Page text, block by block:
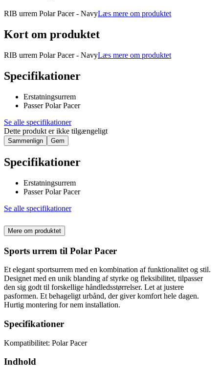
RIB urrem Polar Pacer - NavyLæs mere om produktet
Kort om produktet
RIB urrem Polar Pacer - NavyLæs mere om produktet
Specifikationer
Erstatningsurrem
Passer Polar Pacer
Se alle specifikationer
Dette produkt er ikke tilgængeligt
Sammenlign Gem
Specifikationer
Erstatningsurrem
Passer Polar Pacer
Se alle specifikationer
Mere om produktet
Sports urrem til Polar Pacer
Et elegant sportsurrem med en kombination af funktionalitet og stil.
Designet med en unik blanding af styrke og fleksibilitet, tilpasser
den sig godt til forskellige håndledsstørrelser. Let at justere
pasformen. Et behageligt urbånd, der giver komfort hele dagen.
Hurtig montering for nem installation.
Specifikationer
Kompatibilitet: Polar Pacer
Indhold